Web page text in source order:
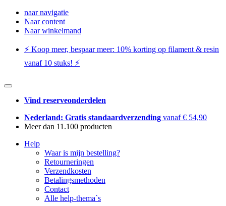
naar navigatie
Naar content
Naar winkelmand
⚡️ Koop meer, bespaar meer: ​​10% korting op filament & resin
vanaf 10 stuks! ⚡️
Vind reserveonderdelen
Nederland: Gratis standaardverzending vanaf € 54,90
Meer dan 11.100 producten
Help
Waar is mijn bestelling?
Retourneringen
Verzendkosten
Betalingsmethoden
Contact
Alle help-thema`s